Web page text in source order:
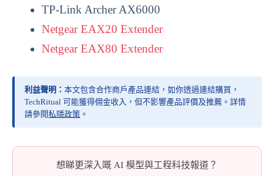
TP-Link Archer AX6000
Netgear EAX20 Extender
Netgear EAX80 Extender
利益聲明： 本文包含合作商戶產品連結，如你透過連結購買，
TechRitual 可能獲得佣金收入，但不影響產品評價及推薦。詳情
請參閱私隱政策 。
想睇更深入嘅 AI 模型與工程科技報道？